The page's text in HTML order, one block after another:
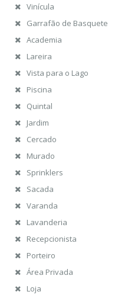
Vinícula
Garrafão de Basquete
Academia
Lareira
Vista para o Lago
Piscina
Quintal
Jardim
Cercado
Murado
Sprinklers
Sacada
Varanda
Lavanderia
Recepcionista
Porteiro
Área Privada
Loja